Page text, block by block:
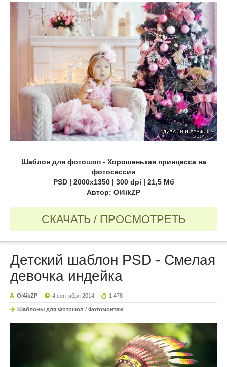
Шаблон для фотошоп - Хорошенькая принцесса на
фотосессии
PSD | 2000x1350 | 300 dpi | 21,5 Мб
Автор: Ol4ikZP
СКАЧАТЬ / ПРОСМОТРЕТЬ
Детский шаблон PSD - Смелая
девочка индейка
Ol4ikZP 4 сентября 2014 1 478
Шаблоны для Фотошоп / Фотомонтаж